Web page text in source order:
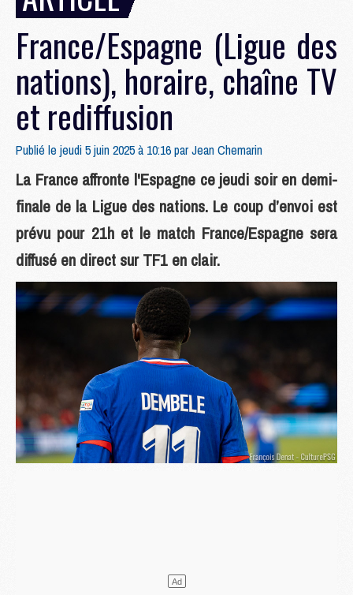
France/Espagne (Ligue des
nations), horaire, chaîne TV
et rediffusion
Publié le jeudi 5 juin 2025 à 10:16 parJean Chemarin
La France affronte l'Espagne ce jeudi soir en demi-
finale de la Ligue des nations. Le coup d’envoi est
prévu pour 21h et le match France/Espagne sera
diffusé en direct sur TF1 en clair.